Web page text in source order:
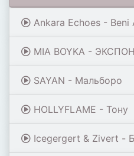
Ankara Echoes - Beni Al (Ta Ki Seni Görene
MIA BOYKA -
SAYAN - Мальборо
HOLLYFLAME - Тону
Icegergert & Zivert -